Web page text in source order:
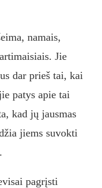
namais,
Jie
dar prieš tai, kai
patys apie tai
kad jų jausmas
jiems suvokti
pagrįsti